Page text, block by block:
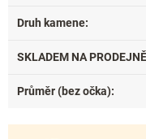
Druh kamene:
SKLADEM NA PRODEJNĚ
Průměr (bez očka):